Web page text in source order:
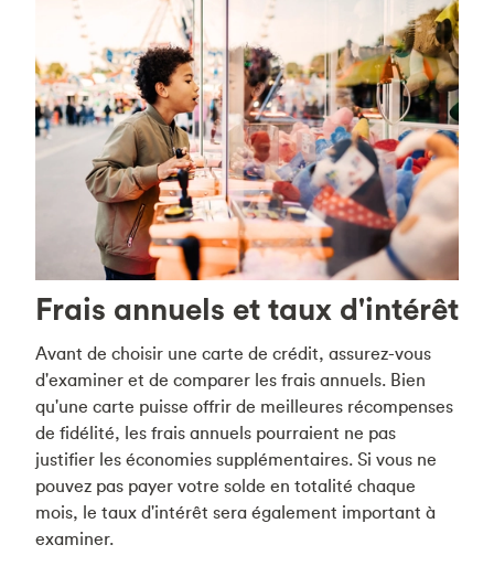
Frais annuels et taux d'intérêt
Avant de choisir une carte de crédit, assurez-vous
d'examiner et de comparer les frais annuels. Bien
qu'une carte puisse offrir de meilleures récompenses
de fidélité, les frais annuels pourraient ne pas
justifier les économies supplémentaires. Si vous ne
pouvez pas payer votre solde en totalité chaque
mois, le taux d'intérêt sera également important à
examiner.